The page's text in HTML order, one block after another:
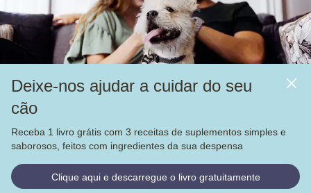
Deixe-nos ajudar a cuidar do seu
cão
Receba 1 livro grátis com 3 receitas de suplementos simples e
saborosos, feitos com ingredientes da sua despensa
Clique aqui e descarregue o livro gratuitamente
Produtos
Mais
Alimentação
Veja nossas4.000 avaliações no
2022